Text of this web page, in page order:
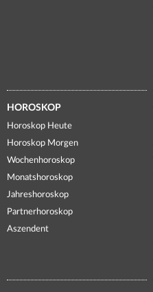
HOROSKOP
Horoskop Heute
Horoskop Morgen
Wochenhoroskop
Monatshoroskop
Jahreshoroskop
Partnerhoroskop
Aszendent